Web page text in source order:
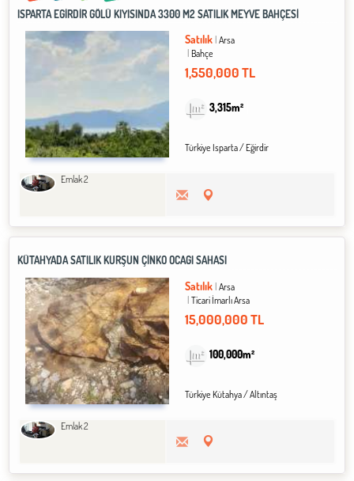
ISPARTA EĞİRDİR GÖLÜ KIYISINDA 3300 M2 SATILIK MEYVE BAHÇESİ
Satılık Arsa
Bahçe
1,550,000 TL
3,315m²
Türkiye Isparta / Eğirdir
Emlak 2
KÜTAHYADA SATILIK KURŞUN ÇİNKO OCAĞI SAHASI
Satılık Arsa
Ticari İmarlı Arsa
15,000,000 TL
100,000m²
Türkiye Kütahya / Altıntaş
Emlak 2